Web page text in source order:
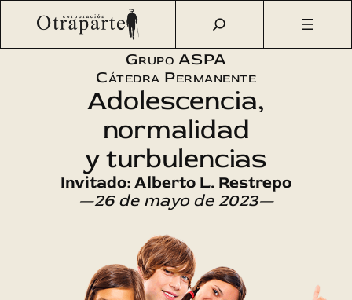
Saltar
Otraparte.org/Agenda Cultural Aspa
Adolescencia,
normalidad y turbulencias
Grupo ASPA
Cátedra Permanente
Adolescencia,
normalidad
y turbulencias
Invitado: Alberto L. Restrepo
—26 de mayo de 2023—